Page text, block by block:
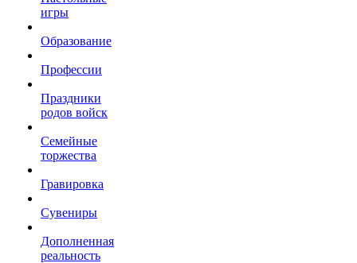
игры
Образование
Профессии
Праздники
родов войск
Семейные
торжества
Гравировка
Сувениры
Дополненная
реальность